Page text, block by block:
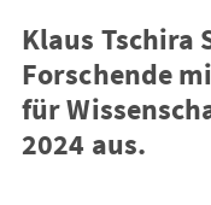
Klaus Tschira
Forschende
für
2024 aus.